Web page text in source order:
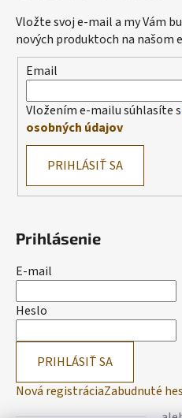
Vložte svoj e-mail a my Vám
nových produktoch na našom
Email
Vložením e-mailu súhlasíte s
osobných údajov
PRIHLÁSIŤ SA
Prihlásenie
E-mail
Heslo
PRIHLÁSIŤ SA
Nová registráciaZabudnuté